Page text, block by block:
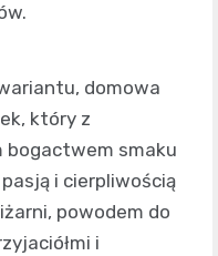
domowa
który z
bogactwem smaku
i cierpliwością
powodem do
i